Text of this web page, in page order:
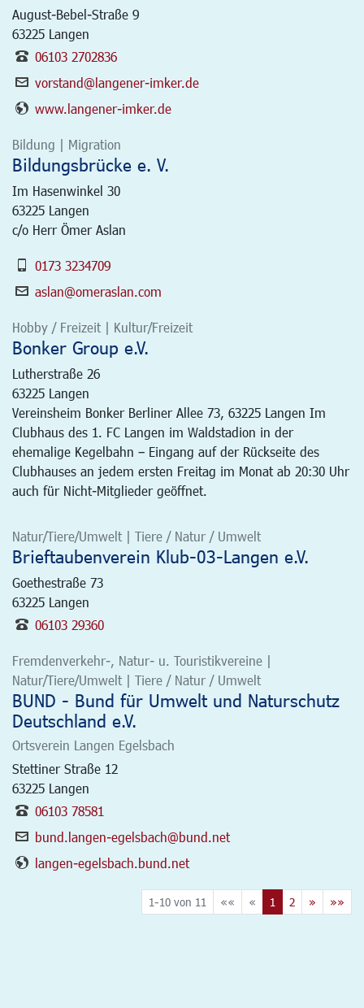
August-Bebel-Straße 9
63225 Langen
06103 2702836
vorstand@langener-imker.de
www.langener-imker.de
Bildung | Migration
Bildungsbrücke e. V.
Im Hasenwinkel 30
63225 Langen
c/o Herr Ömer Aslan
0173 3234709
aslan@omeraslan.com
Hobby / Freizeit | Kultur/Freizeit
Bonker Group e.V.
Lutherstraße 26
63225 Langen
Vereinsheim Bonker Berliner Allee 73, 63225 Langen Im
Clubhaus des 1. FC Langen im Waldstadion in der
ehemalige Kegelbahn – Eingang auf der Rückseite des
Clubhauses an jedem ersten Freitag im Monat ab 20:30 Uhr
auch für Nicht-Mitglieder geöffnet.
Natur/Tiere/Umwelt | Tiere / Natur / Umwelt
Brieftaubenverein Klub-03-Langen e.V.
Goethestraße 73
63225 Langen
06103 29360
Fremdenverkehr-, Natur- u. Touristikvereine |
Natur/Tiere/Umwelt | Tiere / Natur / Umwelt
BUND - Bund für Umwelt und Naturschutz
Deutschland e.V.
Ortsverein Langen Egelsbach
Stettiner Straße 12
63225 Langen
06103 78581
bund.langen-egelsbach@bund.net
langen-egelsbach.bund.net
1-10 von 11 «« « 1 2 » »»